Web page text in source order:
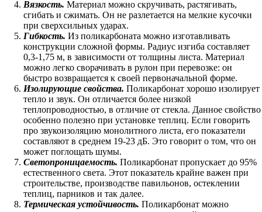
Вязкость. Материал можно скручивать, растягивать,
сгибать и сжимать. Он не разлетается на мелкие кусочки
при сверхсильных ударах.
Гибкость. Из поликарбоната можно изготавливать
конструкции сложной формы. Радиус изгиба составляет
0,3-1,75 м, в зависимости от толщины листа. Материал
можно легко сворачивать в рулон при перевозке: он
быстро возвращается к своей первоначальной форме.
Изолирующие свойства. Поликарбонат хорошо изолирует
тепло и звук. Он отличается более низкой
теплопроводностью, в отличие от стекла. Данное свойство
особенно полезно при установке теплиц. Если говорить
про звукоизоляцию монолитного листа, его показатели
составляют в среднем 19-23 дБ. Это говорит о том, что он
может поглощать шумы.
Светопроницаемость. Поликарбонат пропускает до 95%
естественного света. Этот показатель крайне важен при
строительстве, производстве павильонов, остеклении
теплиц, парников и так далее.
Термическая устойчивость. Поликарбонат можно